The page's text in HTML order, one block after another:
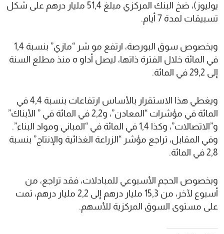
يوليوز)، ضخ البنك المركزي مبلغ 51,4 مليار درهم على شكل
تسبيقات لمدة 7 أيام.
وبخصوص سوق البورصة، ارتفع مو شر “مازي” بنسبة 1,4
في المائة خلال الفترة ذاتها، ليصل أداو ه منذ مطلع السنة
إلى 29,2 في المائة.
ويغطي هذا الاستقرار بالأساس ارتفاعات بنسبة 4,4 في
المائة في مؤشرات “المعادن”، و2,2 في المائة في ” الأبناك”
و”الاتصالات”، وكذا 1,4 في المائة في “المباني ومواد البناء”.
وفي المقابل، تراجع مؤشر “الزراعة الغذائية والإنتاج” بنسبة
2,8 في المائة.
وبخصوص الحجم الأسبوعي للمبادلات، فقد تراجع، من
أسبوع لآخر، من 15,3 مليار درهم إلى 2,2 مليار درهم، تمت
على مستوى السوق المركزية للأسهم.